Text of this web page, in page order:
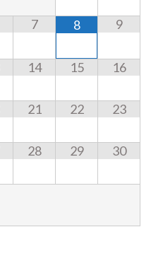
7 8 9
14 15 16
21 22 23
28 29 30